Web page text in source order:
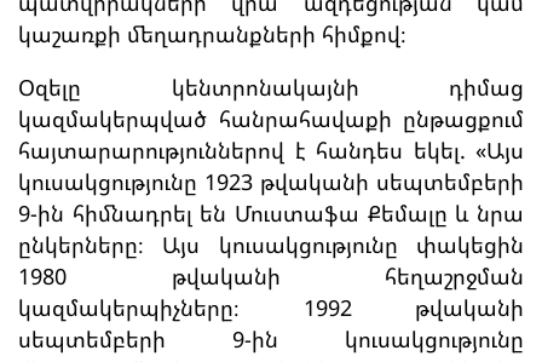
կաշառքի մեղադրանքների հիմքով։
Օզելը կենտրոնակայնի դիմաց
կազմակերպված հանրահավաքի ընթացքում
հայտարարություններով է հանդես եկել. «Այս
կուսակցությունը 1923 թվականի սեպտեմբերի
9-ին հիմնադրել են Մուստաֆա Քեմալը և նրա
ընկերները։ Այս կուսակցությունը փակեցին
1980 թվականի հեղաշրջման
կազմակերպիչները։ 1992 թվականի
սեպտեմբերի 9-ին կուսակցությունը